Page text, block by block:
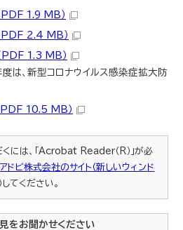
1.9 MB）
2.4 MB）
1.3 MB）
は、新型コロナウイルス感染症拡大防
10.5 MB）
には、「Acrobat Reader（R）」が必
アドビ株式会社のサイト（新しいウィンド
てください。
をお聞かせください